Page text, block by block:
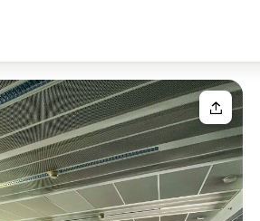
Your request
Your message
for, and we'll find your dream
to contact us?